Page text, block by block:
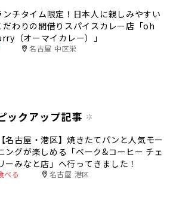
ンチタイム限定！日本人に親しみやすい
だわりの間借りスパイスカレー店「oh
（オーマイカレー）」
名古屋 中区栄
ックアップ記事
【名古屋・港区】焼きたてパンと人気モー
ングが楽しめる「ベーク&コーヒー チェ
ーみなと店」へ行ってきました！
べる 名古屋 港区